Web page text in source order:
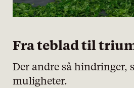
Nødvendige
Statistiske
Fra teblad til
Der andre så hindringer,
muligheter.